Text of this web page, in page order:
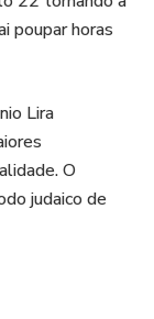
poupar horas
Lira
O
judaico de
capaz de